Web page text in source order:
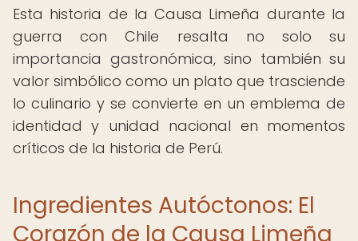
Esta historia de la Causa Limeña durante la
guerra con Chile resalta no solo su
importancia gastronómica, sino también su
valor simbólico como un plato que trasciende
lo culinario y se convierte en un emblema de
identidad y unidad nacional en momentos
críticos de la historia de Perú.
Ingredientes Autóctonos: El
Corazón de la Causa Limeña